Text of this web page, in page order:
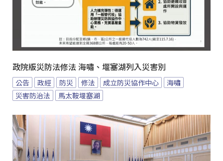
政院版災防法修法 海嘯、堰塞湖列入災害別
公告 政經 防災 修法 成立防災協作中心
海嘯
災害防治法
馬太鞍堰塞湖